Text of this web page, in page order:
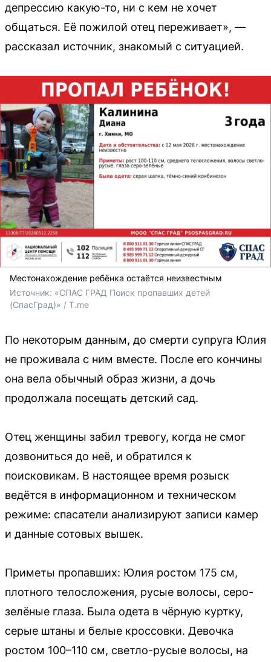
депрессию какую-то, ни с кем не хочет
общаться. Её пожилой отец переживает», —
рассказал источник, знакомый с ситуацией.
Местонахождение ребёнка остаётся неизвестным
Источник: «СПАС ГРАД Поиск пропавших детей
(СпасГрад)» / T.me
По некоторым данным, до смерти супруга Юлия
не проживала с ним вместе. После его кончины
она вела обычный образ жизни, а дочь
продолжала посещать детский сад.
Отец женщины забил тревогу, когда не смог
дозвониться до неё, и обратился к
поисковикам. В настоящее время розыск
ведётся в информационном и техническом
режиме: спасатели анализируют записи камер
и данные сотовых вышек.
Приметы пропавших: Юлия ростом 175 см,
плотного телосложения, русые волосы, серо-
зелёные глаза. Была одета в чёрную куртку,
серые штаны и белые кроссовки. Девочка
ростом 100–110 см, светло-русые волосы, на